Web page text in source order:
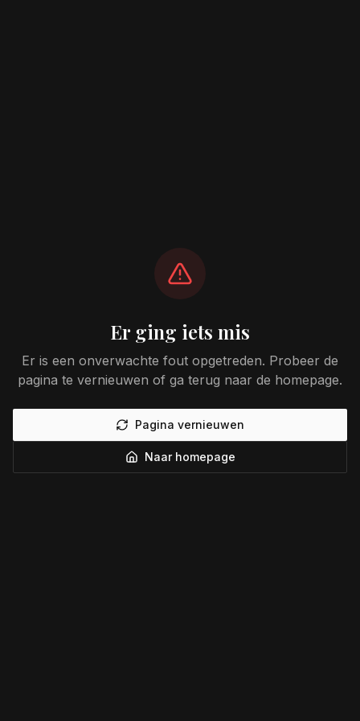
Er ging iets mis
Er is een onverwachte fout opgetreden. Probeer de
pagina te vernieuwen of ga terug naar de homepage.
Pagina vernieuwen
Naar homepage